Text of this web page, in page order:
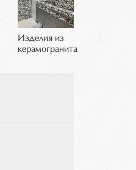
Изделия из
керамогранита